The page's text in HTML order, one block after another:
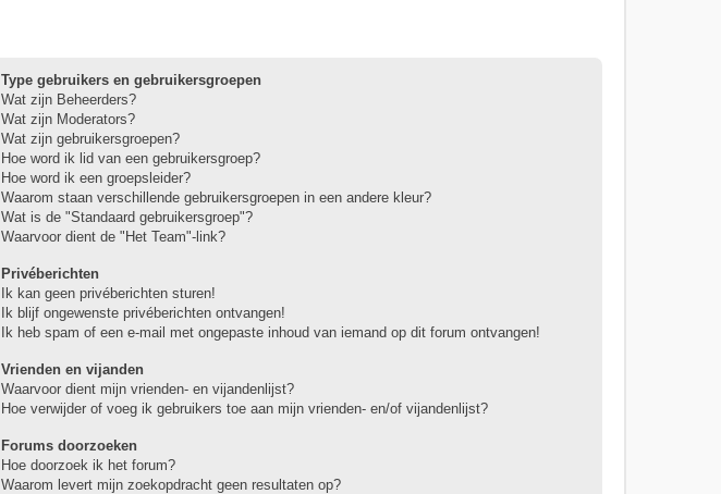
Type gebruikers en gebruikersgroepen
Wat zijn Beheerders?
Wat zijn Moderators?
Wat zijn gebruikersgroepen?
Hoe word ik lid van een gebruikersgroep?
Hoe word ik een groepsleider?
Waarom staan verschillende gebruikersgroepen in een andere kleur?
Wat is de "Standaard gebruikersgroep"?
Waarvoor dient de "Het Team"-link?
Privéberichten
Ik kan geen privéberichten sturen!
Ik blijf ongewenste privéberichten ontvangen!
Ik heb spam of een e-mail met ongepaste inhoud van iemand op dit forum ontvangen!
Vrienden en vijanden
Waarvoor dient mijn vrienden- en vijandenlijst?
Hoe verwijder of voeg ik gebruikers toe aan mijn vrienden- en/of vijandenlijst?
Forums doorzoeken
Hoe doorzoek ik het forum?
Waarom levert mijn zoekopdracht geen resultaten op?